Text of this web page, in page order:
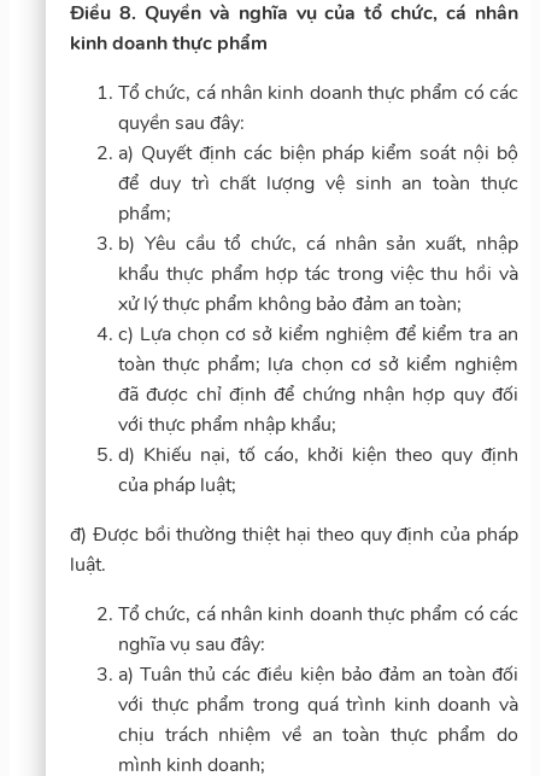
Điều 8. Quyền và nghĩa vụ của tổ chức, cá nhân
kinh doanh thực phẩm
Tổ chức, cá nhân kinh doanh thực phẩm có các
quyền sau đây:
a) Quyết định các biện pháp kiểm soát nội bộ
để duy trì chất lượng vệ sinh an toàn thực
phẩm;
b) Yêu cầu tổ chức, cá nhân sản xuất, nhập
khẩu thực phẩm hợp tác trong việc thu hồi và
xử lý thực phẩm không bảo đảm an toàn;
c) Lựa chọn cơ sở kiểm nghiệm để kiểm tra an
toàn thực phẩm; lựa chọn cơ sở kiểm nghiệm
đã được chỉ định để chứng nhận hợp quy đối
với thực phẩm nhập khẩu;
d) Khiếu nại, tố cáo, khởi kiện theo quy định
của pháp luật;
đ) Được bồi thường thiệt hại theo quy định của pháp
luật.
Tổ chức, cá nhân kinh doanh thực phẩm có các
nghĩa vụ sau đây:
a) Tuân thủ các điều kiện bảo đảm an toàn đối
với thực phẩm trong quá trình kinh doanh và
chịu trách nhiệm về an toàn thực phẩm do
mình kinh doanh;